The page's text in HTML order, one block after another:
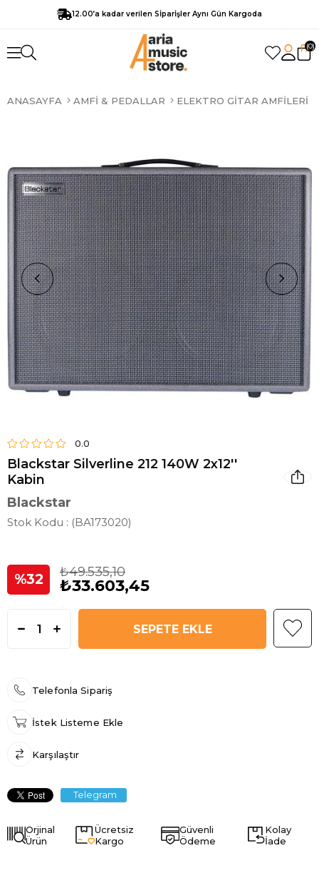
12.00’a kadar verilen Sİparİşler Aynı Gün Kargoda
0
ANASAYFA AMFI & PEDALLAR ELEKTRO GITAR AMFILERI
0.0
Blackstar Silverline 212 140W 2x12''
Kabin
Blackstar
Stok Kodu (BA173020)
32 ₺49.535,10
₺33.603,45
Telefonla Sipariş
İstek Listeme Ekle
Karşılaştır
Telegram
Orjinal
Ürün
Ücretsiz
Kargo
Güvenli
Ödeme
Kolay
İade